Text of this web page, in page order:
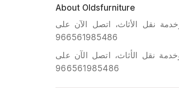
About Oldsfurniture
نقل الأثاث، اتصل الآن على
966561985486
نقل الأثاث، اتصل الآن على
966561985486